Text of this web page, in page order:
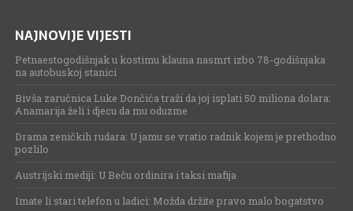
NAJNOVIJE VIJESTI
Petnaestogodišnjak u kostimu klauna nasmrt izbo 78-godišnjaka
na autobuskoj stanici
Bivša zaručnica Luke Dončića traži da joj isplati 50 miliona dolara:
Anamarija želi i djecu da mu oduzme
Drama zeničkih rudara: U jamu se vratio radnik kojem je prethodno
pozlilo
Austrijski mediji: U Beču ordinira i taksi mafija
Imate li stari telefon u ladici: Možda držite pravo malo bogatstvo